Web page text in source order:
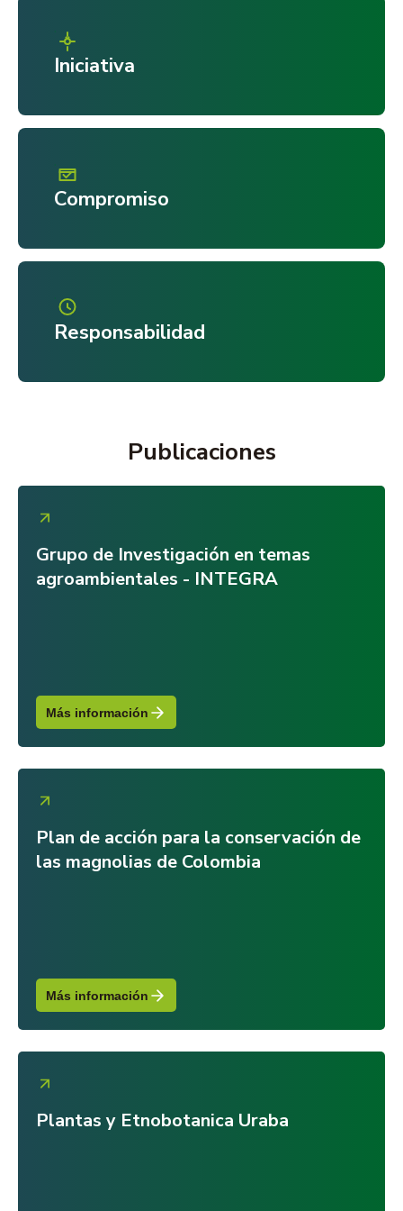
Iniciativa
Compromiso
Responsabilidad
Publicaciones
Grupo de Investigación en temas
agroambientales - INTEGRA
Más información
Plan de acción para la conservación de
las magnolias de Colombia
Más información
Plantas y Etnobotanica Uraba